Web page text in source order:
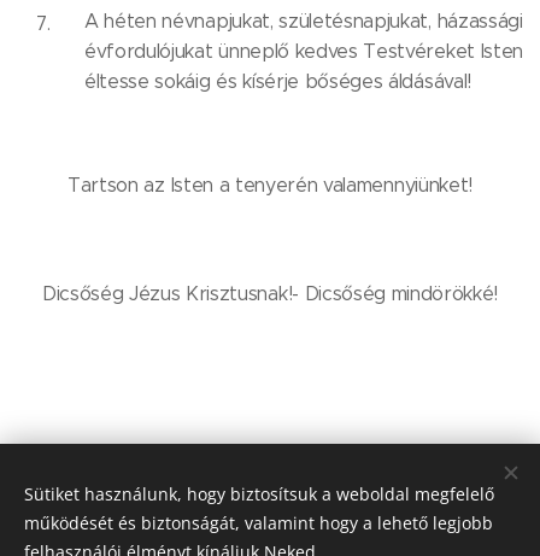
A héten névnapjukat, születésnapjukat, házassági
évfordulójukat ünneplő kedves Testvéreket Isten
éltesse sokáig és kísérje bőséges áldásával!
Tartson az Isten a tenyerén valamennyiünket!
Dicsőség Jézus Krisztusnak!- Dicsőség mindörökké!
Share
Sütiket használunk, hogy biztosítsuk a weboldal megfelelő
működését és biztonságát, valamint hogy a lehető legjobb